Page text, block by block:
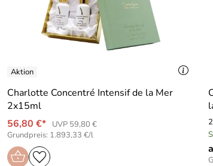
Charlotte Concentré Intensif de la Mer
2x15ml
56,80 €*
UVP 59,80 €
Grundpreis: 1.893,33 €/l